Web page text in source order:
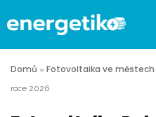
Domů » Fotovoltaika ve městech
roce 2026